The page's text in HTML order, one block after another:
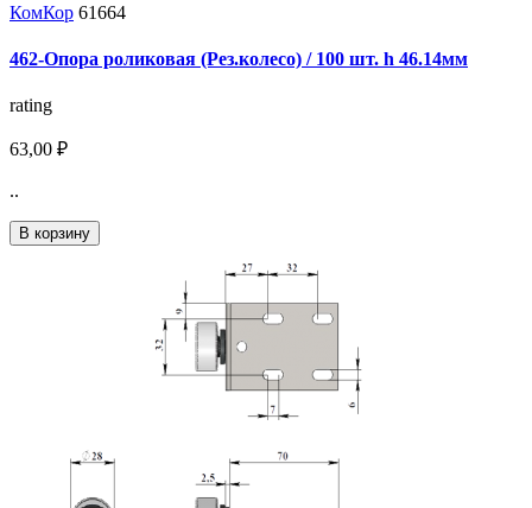
КомКор 61664
462-Опора роликовая (Рез.колесо) / 100 шт. h 46.14мм
rating
63,00 ₽
..
В корзину